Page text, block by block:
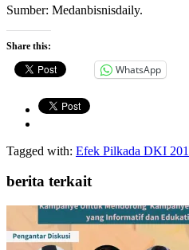
Sumber: Medanbisnisdaily.
Share this:
WhatsApp
Tagged with: Efek Pilkada DKI
berita terkait